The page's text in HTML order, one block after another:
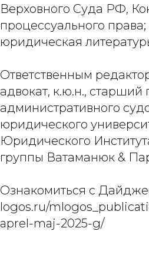
Верховного Суда РФ,
процессуального
юридическая
Ответственным
адвокат, к.ю.н.,
административного
юридического
Юридического
группы Ватаманюк &
Ознакомиться с
logos.ru/
aprel-maj-2025-g/